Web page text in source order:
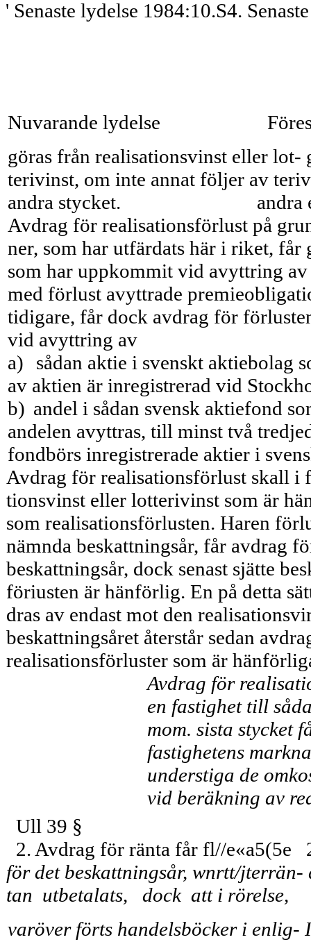
' Senaste lydelse 1984:10.S4.
Nuvarande lydelse
göras från realisationsvinst eller
terivinst, om inte annat följer av
andra stycket.
andra
Avdrag för realisationsförlust på
ner, som har utfärdats här i riket, får
som har uppkommit vid avyttring
med förlust avyttrade
tidigare, får dock avdrag för
vid avyttring av
a)
sådan aktie i svenskt aktiebolag
av aktien är inregistrerad vid
b) andel i sådan svensk aktiefond
andelen avyttras, till minst två
fondbörs inregistrerade aktier i
Avdrag för realisationsförlust skall i
tionsvinst eller lotterivinst som är
som realisationsförlusten. Haren
nämnda beskattningsår, får avdrag
beskattningsår, dock senast sjätte
föriusten är hänförlig. En på detta
dras av endast mot den
beskattningsåret återstår sedan
realisationsförluster som är
Avdrag för
en fastighet till
mom. sista stycket
fastighetens
understiga de
vid beräkning av
Ull 39 §
2. Avdrag för ränta får fl//e«a5(5e
för det beskattningsår, wnrtt/
tan utbetalats, dock att i rörelse,
varöver förts handelsböcker i enlig-